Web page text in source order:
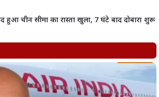
हुआ चीन सीमा का रास्ता खुला, 7 घंटे बाद दोबारा शुरू